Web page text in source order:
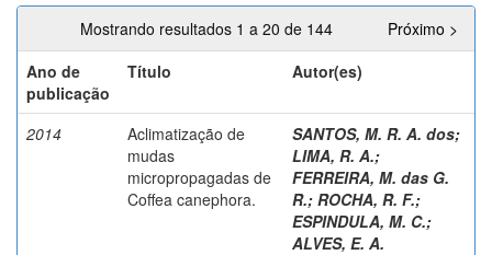
Mostrando resultados 1 a 20 de 144
Próximo >
Ano de
publicação
Título Autor(es)
2014
Aclimatização de
mudas
micropropagadas de
Coffea canephora.
SANTOS, M. R. A. dos;
LIMA, R. A.;
FERREIRA, M. das G.
R.; ROCHA, R. F.;
ESPINDULA, M. C.;
ALVES, E. A.